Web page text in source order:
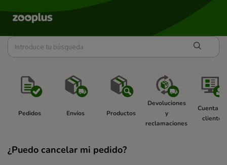
Pedidos Envíos Productos
Devoluciones
y
reclamaciones
Cuenta
cliente
¿Puedo cancelar mi pedido?